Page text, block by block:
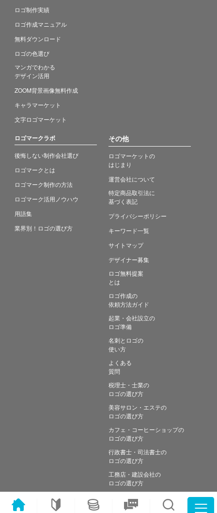
ロゴ制作実績
ロゴ作成マニュアル
無料ダウンロード
ロゴの色選び
マンガでわかる
デザイン活用
ZOOM背景画像無料作成
キャラマーケット
文字ロゴマーケット
ロゴマークラボ
後悔しない制作会社選び
ロゴマークとは
ロゴマーク制作の方法
ロゴマーク活用ノウハウ
用語集
業界別！ロゴの選び方
その他
ロゴマーケットの
はじまり
運営会社について
特定商品取引法に
基づく表記
プライバシーポリシー
キーワード一覧
サイトマップ
デザイナー募集
ロゴ無料提案
とは
ロゴ作成の
依頼方法ガイド
起業・会社設立の
ロゴ準備
名刺とロゴの
使い方
よくある
質問
税理士・士業の
ロゴの選び方
美容サロン・エステの
ロゴの選び方
カフェ・コーヒーショップの
ロゴの選び方
行政書士・司法書士の
ロゴの選び方
工務店・建設会社の
ロゴの選び方